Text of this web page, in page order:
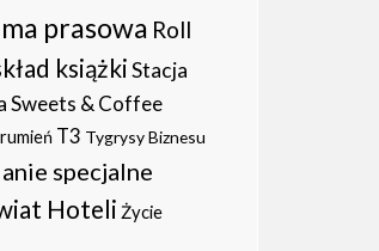
prasowa Roll
książkiStacja
Sweets & Coffee
T3 Tygrysy Biznesu
specjalne
Hoteli Życie